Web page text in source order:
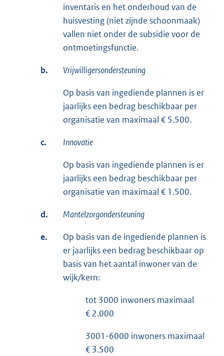
inventaris en het onderhoud van de
huisvesting (niet zijnde schoonmaak)
vallen niet onder de subsidie voor de
ontmoetingsfunctie.
b. Vrijwilligersondersteuning
Op basis van ingediende plannen is er
jaarlijks een bedrag beschikbaar per
organisatie van maximaal € 5.500.
c. Innovatie
Op basis van ingediende plannen is er
jaarlijks een bedrag beschikbaar per
organisatie van maximaal € 1.500.
d. Mantelzorgondersteuning
e.
Op basis van de ingediende plannen is
er jaarlijks een bedrag beschikbaar op
basis van het aantal inwoner van de
wijk/kern:
tot 3000 inwoners maximaal
€ 2.000
3001-6000 inwoners maximaal
€ 3.500